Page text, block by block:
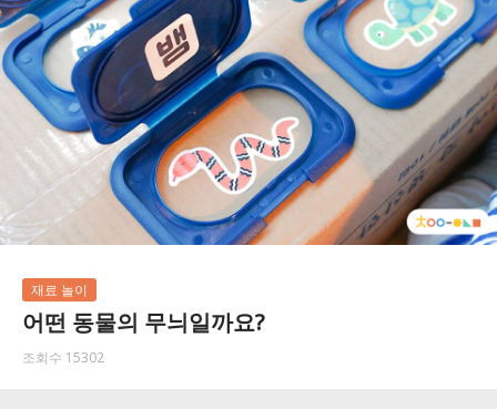
재료 놀이
어떤 동물의 무늬일까요?
조회수 15302